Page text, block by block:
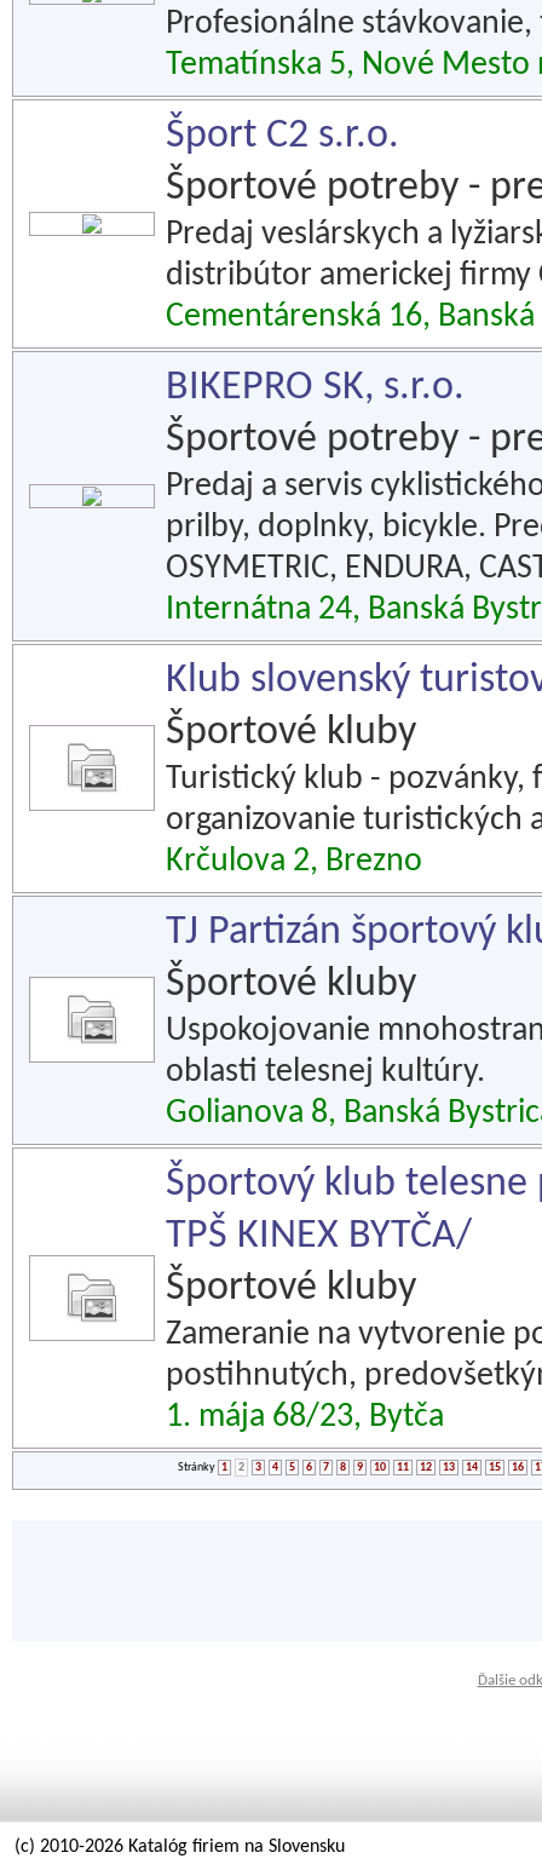
Profesionálne
Tematínska 5, Nové Mesto
Šport C2 s.r.o.
Športové potreby -
Predaj veslárskych a
distribútor americkej firmy
Cementárenská 16,
BIKEPRO SK, s.r.o.
Športové potreby -
Predaj a servis
prilby, doplnky, bicykle.
OSYMETRIC, ENDURA,
Internátna 24, Banská
Klub slovenský
Športové kluby
Turistický klub -
organizovanie turistických
Krčulova 2, Brezno
TJ Partizán športový
Športové kluby
Uspokojovanie
oblasti telesnej kultúry.
Golianova 8, Banská
Športový klub
TPŠ KINEX BYTČA/
Športové kluby
Zameranie na vytvorenie
postihnutých,
1. mája 68/23, Bytča
Stránky 1 2 3 4 5 6 7 8 9 10 11 12 13 14 15 16
Ďalšie
(c) 2010-2026 Katalóg firiem na Slovensku